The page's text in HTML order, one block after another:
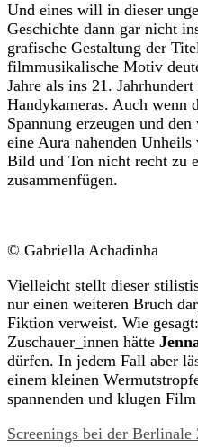
Und eines will in dieser
Geschichte dann gar nicht
grafische Gestaltung der
filmmusikalische Motiv
Jahre als ins 21.
Handykameras. Auch wenn
Spannung erzeugen und
eine Aura nahenden
Bild und Ton nicht recht zu
zusammenfügen.
© Gabriella Achadinha
Vielleicht stellt dieser
nur einen weiteren Bruch
Fiktion verweist. Wie
Zuschauer_innen hätte
dürfen. In jedem Fall aber
einem kleinen
spannenden und klugen
Screenings bei der Berlinale